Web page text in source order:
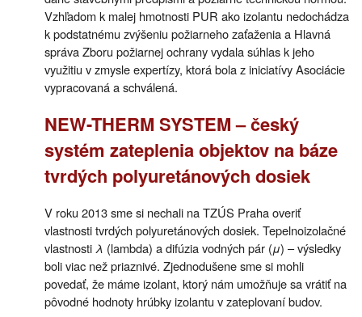
Vzhľadom k malej hmotnosti PUR ako izolantu nedochádza
k podstatnému zvýšeniu požiarneho zaťaženia a Hlavná
správa Zboru požiarnej ochrany vydala súhlas k jeho
využitiu v zmysle expertízy, ktorá bola z iniciatívy Asociácie
vypracovaná a schválená.
NEW-THERM SYSTEM – český
systém zateplenia objektov na báze
tvrdých polyuretánových dosiek
V roku 2013 sme si nechali na TZÚS Praha overiť
vlastnosti tvrdých polyuretánových dosiek. Tepelnoizolačné
vlastnosti λ (lambda) a difúzia vodných pár (μ) – výsledky
boli viac než priaznivé. Zjednodušene sme si mohli
povedať, že máme izolant, ktorý nám umožňuje sa vrátiť na
pôvodné hodnoty hrúbky izolantu v zateplovaní budov.